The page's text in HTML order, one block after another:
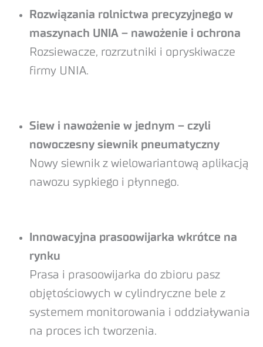
Rozwiązania rolnictwa precyzyjnego w
maszynach UNIA – nawożenie i ochrona
Rozsiewacze, rozrzutniki i opryskiwacze
firmy UNIA.
Siew i nawożenie w jednym – czyli
nowoczesny siewnik pneumatyczny
Nowy siewnik z wielowariantową aplikacją
nawozu sypkiego i płynnego.
Innowacyjna prasoowijarka wkrótce na
rynku
Prasa i prasoowijarka do zbioru pasz
objętościowych w cylindryczne bele z
systemem monitorowania i oddziaływania
na proces ich tworzenia.